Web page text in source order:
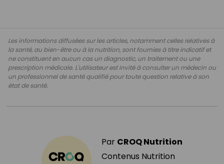
Les informations diffusées sur les articles, notamment celles relatives à
la santé, au bien-être ou à la nutrition, sont fournies à titre indicatif et
ne constituent en aucun cas un diagnostic, un traitement ou une
prescription médicale. L'utilisateur est invité à consulter un médecin ou
un professionnel de santé qualifié pour toute question relative à son
état de santé.
Par CROQ Nutrition
Contenus Nutrition